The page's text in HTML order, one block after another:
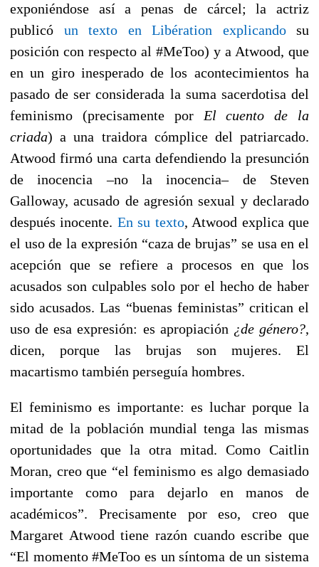
exponiéndose así a penas de cárcel; la actriz
publicó un texto en Libération explicandosu
posición con respecto al #MeToo) y a Atwood, que
en un giro inesperado de los acontecimientos ha
pasado de ser considerada la suma sacerdotisa del
feminismo (precisamente por El cuento de la
criada) a una traidora cómplice del patriarcado.
Atwood firmó una carta defendiendo la presunción
de inocencia –no la inocencia– de Steven
Galloway, acusado de agresión sexual y declarado
después inocente. En su texto, Atwood explica que
el uso de la expresión “caza de brujas” se usa en el
acepción que se refiere a procesos en que los
acusados son culpables solo por el hecho de haber
sido acusados. Las “buenas feministas” critican el
uso de esa expresión: es apropiación ¿de género?,
dicen, porque las brujas son mujeres. El
macartismo también perseguía hombres.
El feminismo es importante: es luchar porque la
mitad de la población mundial tenga las mismas
oportunidades que la otra mitad. Como Caitlin
Moran, creo que “el feminismo es algo demasiado
importante como para dejarlo en manos de
académicos”. Precisamente por eso, creo que
Margaret Atwood tiene razón cuando escribe que
“El momento #MeToo es un síntoma deun sistema